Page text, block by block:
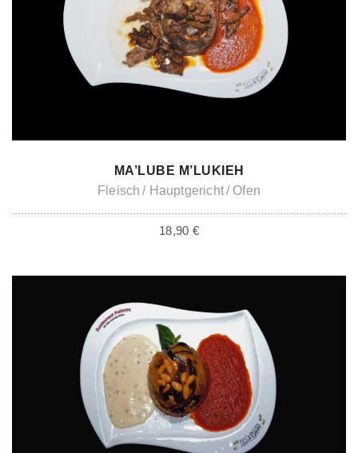
ADD TO CART
MA’LUBE M’LUKIEH
Fleisch
Hauptgericht Ofen
18,90 €